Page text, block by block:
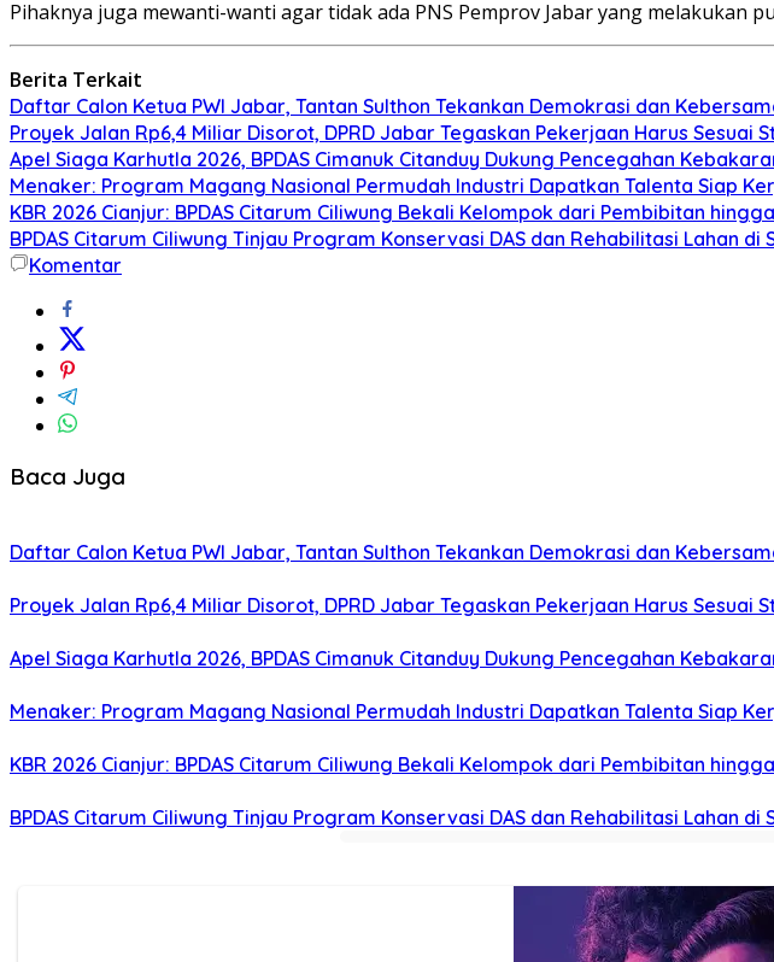
Pihaknya juga mewanti-wanti agar tidak ada PNS Pemprov Jabar yang
Berita Terkait
Daftar Calon Ketua PWI Jabar, Tantan Sulthon Tekankan Demokrasi dan
Proyek Jalan Rp6,4 Miliar Disorot, DPRD Jabar Tegaskan Pekerjaan Harus Sesuai
Apel Siaga Karhutla 2026, BPDAS Cimanuk Citanduy Dukung Pencegahan
Menaker: Program Magang Nasional Permudah Industri Dapatkan Talenta Siap
KBR 2026 Cianjur: BPDAS Citarum Ciliwung Bekali Kelompok dari Pembibitan
BPDAS Citarum Ciliwung Tinjau Program Konservasi DAS dan Rehabilitasi Lahan di
Komentar
Baca Juga
Daftar Calon Ketua PWI Jabar, Tantan Sulthon Tekankan Demokrasi dan
Proyek Jalan Rp6,4 Miliar Disorot, DPRD Jabar Tegaskan Pekerjaan Harus Sesuai
Apel Siaga Karhutla 2026, BPDAS Cimanuk Citanduy Dukung Pencegahan
Menaker: Program Magang Nasional Permudah Industri Dapatkan Talenta Siap
KBR 2026 Cianjur: BPDAS Citarum Ciliwung Bekali Kelompok dari Pembibitan
BPDAS Citarum Ciliwung Tinjau Program Konservasi DAS dan Rehabilitasi Lahan di